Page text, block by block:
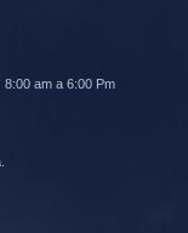
am a 6:00 Pm